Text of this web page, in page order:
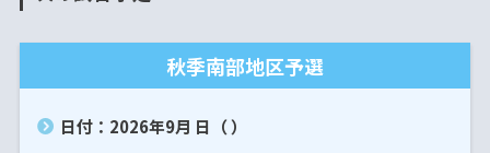
秋季南部地区予選
日付：2026年9月 日（ ）